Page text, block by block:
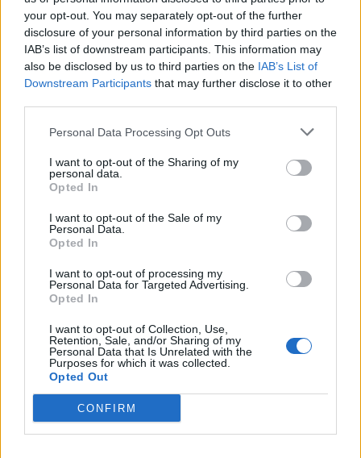
your opt-out. You may separately opt-out of the further
disclosure of your personal information by third parties on the
IAB’s list of downstream participants. This information may
also be disclosed by us to third parties on the IAB’s List of
Downstream Participants that may further disclose it to other
Personal Data Processing Opt Outs
I want to opt-out of the Sharing of my
personal data.
Opted In
I want to opt-out of the Sale of my
Personal Data.
Opted In
I want to opt-out of processing my
Personal Data for Targeted Advertising.
Opted In
I want to opt-out of Collection, Use,
Retention, Sale, and/or Sharing of my
Personal Data that Is Unrelated with the
Purposes for which it was collected.
Opted Out
CONFIRM
newsletter
Commenti
Accedioregistratiper commentare questo
commento esprime il pensiero dell'autore e non rappresenta la linea editoriale
di VareseNews.it, che rimane autonoma e indipendente. I messaggi inclusi nei
commenti non sono testi giornalistici, ma post inviati dai singoli lettori che
possono essere automaticamente pubblicati senza filtro preventivo. I commenti
che includano uno o più link a siti esterni verranno rimossi in automatico dal